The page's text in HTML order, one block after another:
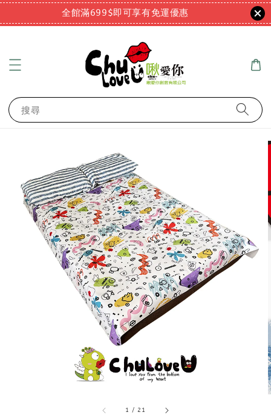
全館滿699$即可享有免運優惠
搜尋
1 / 21